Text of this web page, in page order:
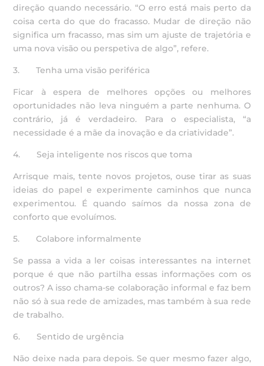
direção quando necessário. “O erro está mais perto da
coisa certa do que do fracasso. Mudar de direção não
significa um fracasso, mas sim um ajuste de trajetória e
uma nova visão ou perspetiva de algo”, refere.
3. Tenha uma visão periférica
Ficar à espera de melhores opções ou melhores
oportunidades não leva ninguém a parte nenhuma. O
contrário, já é verdadeiro. Para o especialista, “a
necessidade é a mãe da inovação e da criatividade”.
4. Seja inteligente nos riscos que toma
Arrisque mais, tente novos projetos, ouse tirar as suas
ideias do papel e experimente caminhos que nunca
experimentou. É quando saímos da nossa zona de
conforto que evoluímos.
5. Colabore informalmente
Se passa a vida a ler coisas interessantes na internet
porque é que não partilha essas informações com os
outros? A isso chama-se colaboração informal e faz bem
não só à sua rede de amizades, mas também à sua rede
de trabalho.
6. Sentido de urgência
Não deixe nada para depois. Se quer mesmo fazer algo,